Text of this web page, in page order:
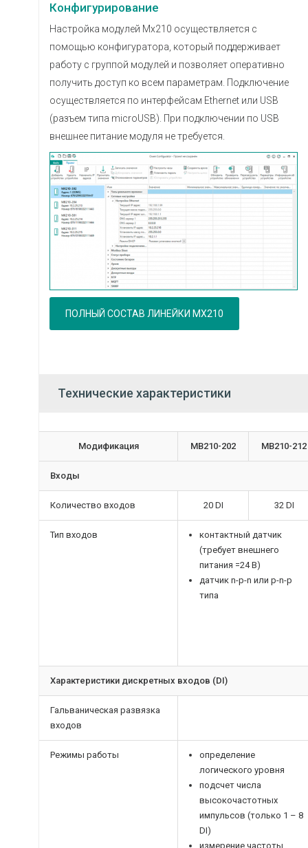
Конфигурирование
Настройка модулей Мx210 осуществляется с
помощью конфигуратора, который поддерживает
работу с группой модулей и позволяет оперативно
получить доступ ко всем параметрам. Подключение
осуществляется по интерфейсам Ethernet или USB
(разъем типа microUSB). При подключении по USB
внешнее питание модуля не требуется.
ПОЛНЫЙ СОСТАВ ЛИНЕЙКИ МХ210
Технические характеристики
Модификация МВ210-202 МВ210-212
Входы
Количество входов 20 DI 32 DI
Тип входов
контактный датчик
(требует внешнего
питания =24 В)
датчик n-p-n или p-n-p
типа
Характеристики дискретных входов (DI)
Гальваническая развязка
входов
Режимы работы
определение
логического уровня
подсчет числа
высокочастотных
импульсов (только 1 – 8
DI)
измерение частоты